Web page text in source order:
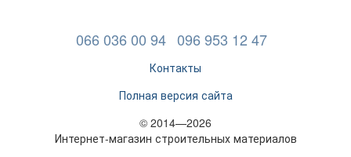
066 036 00 94 096 953 12 47
Контакты
Полная версия сайта
© 2014—2026
Интернет-магазин строительных материалов